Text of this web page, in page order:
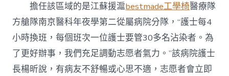
擔任該區域的是江蘇援滬bestmade工學椅醫療隊
方艙隊南京醫科年夜學第二從屬病院分隊，“護士每4
小時換班，每個班次一位護士要管30多名沾染者。為
了更好辦事，我們充足調動志愿者氣力。”該病院護士
長楊昕說，有病友不舒暢或心思不適，志愿者會立即